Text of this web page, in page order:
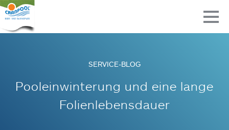
SERVICE-BLOG
Pooleinwinterung und eine lange
Folienlebensdauer